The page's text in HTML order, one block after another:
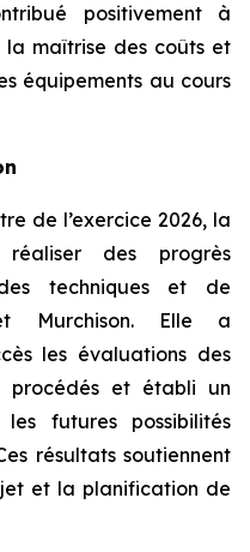
positivement à
la maîtrise des coûts et
équipements au cours
de l’exercice 2026, la
des progrès
techniques et de
Murchison. Elle a
les évaluations des
procédés et établi un
futures possibilités
résultats soutiennent
et la planification de